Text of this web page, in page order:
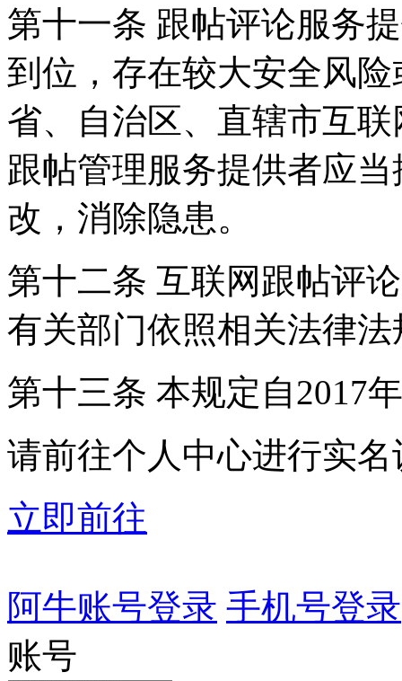
第十一条 跟帖评论服务
到位，存在较大安全风
省、自治区、直辖市互
跟帖管理服务提供者应
改，消除隐患。
第十二条 互联网跟帖评
有关部门依照相关法律
第十三条 本规定自2017
请前往个人中心进行实名
立即前往
阿牛账号登录 手机号登录
账号